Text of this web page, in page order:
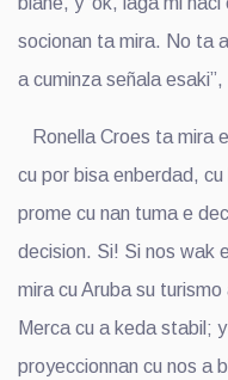
socionan ta mira. No ta
a cuminza señala
Ronella Croes ta mira
cu por bisa enberdad,
prome cu nan tuma e
decision. Si! Si nos wak
mira cu Aruba su
Merca cu a keda stabil;
proyeccionnan cu nos a